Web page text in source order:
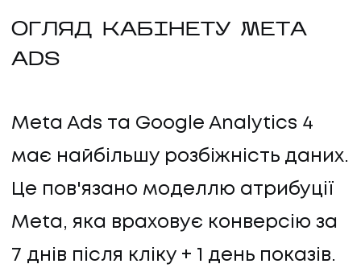
ОГЛЯД КАБІНЕТУ META
ADS
Meta Ads та Google Analytics 4
має найбільшу розбіжність даних.
Це пов'язано моделлю атрибуції
Meta, яка враховує конверсію за
7 днів після кліку + 1 день показів.